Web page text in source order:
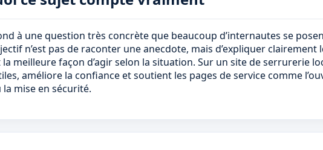
à une question très concrète que beaucoup d’internautes se
n’est pas de raconter une anecdote, mais d’expliquer
meilleure façon d’agir selon la situation. Sur un site de serrurerie
améliore la confiance et soutient les pages de service comme
mise en sécurité.